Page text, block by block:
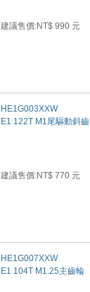
建議售價:NT$ 990 元
HE1G003XXW
E1 122T M1尾驅動斜齒
建議售價:NT$ 770 元
HE1G007XXW
E1 104T M1.25主齒輪